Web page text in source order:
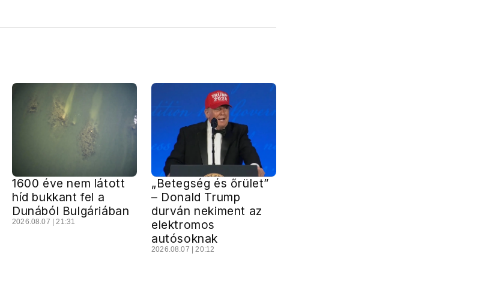
1600 éve nem látott
híd bukkant fel a
Dunából Bulgáriában
2026.08.07 | 21:31
„Betegség és őrület”
– Donald Trump
durván nekiment az
elektromos
autósoknak
2026.08.07 | 20:12